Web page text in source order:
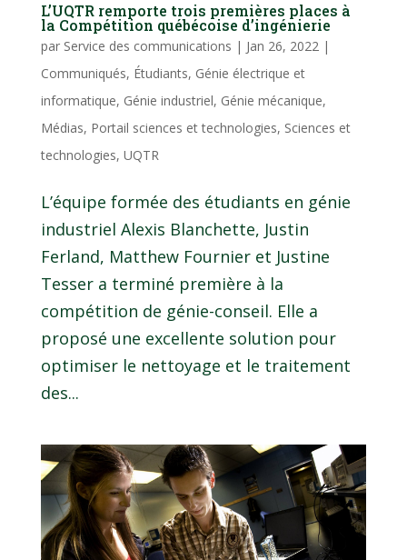
L’UQTR remporte trois premières places à
la Compétition québécoise d’ingénierie
par Service des communications | Jan 26, 2022|
Communiqués, Étudiants, Génie électrique et
informatique, Génie industriel, Génie mécanique,
Médias, Portail sciences et technologies, Sciences et
technologies, UQTR
L’équipe formée des étudiants en génie
industriel Alexis Blanchette, Justin
Ferland, Matthew Fournier et Justine
Tesser a terminé première à la
compétition de génie-conseil. Elle a
proposé une excellente solution pour
optimiser le nettoyage et le traitement
des...